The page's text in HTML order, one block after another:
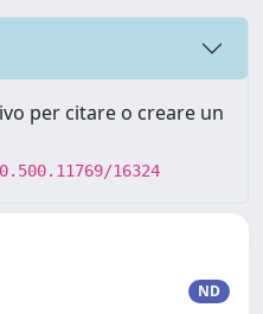
per citare o creare un
16324
ND